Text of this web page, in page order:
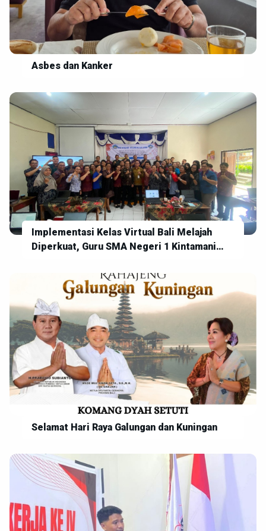
Asbes dan Kanker
Implementasi Kelas Virtual Bali Melajah
Diperkuat, Guru SMA Negeri 1 Kintamani
Selamat Hari Raya Galungan dan Kuningan